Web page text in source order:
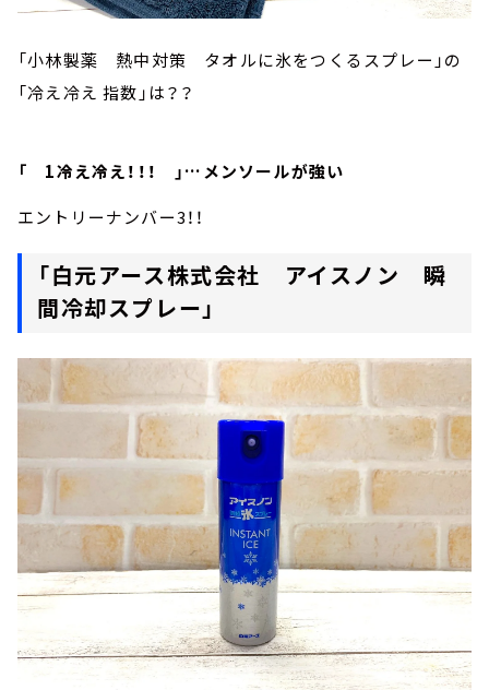
「小林製薬 熱中対策 タオルに氷をつくるスプレー」の
「冷え冷え 指数」は？？
「 1冷え冷え！！！ 」…メンソールが強い
エントリーナンバー3！！
「白元アース株式会社 アイスノン 瞬
間冷却スプレー」